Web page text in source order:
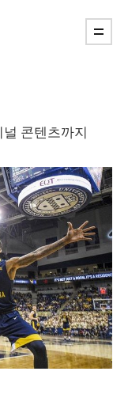
콘텐츠까지